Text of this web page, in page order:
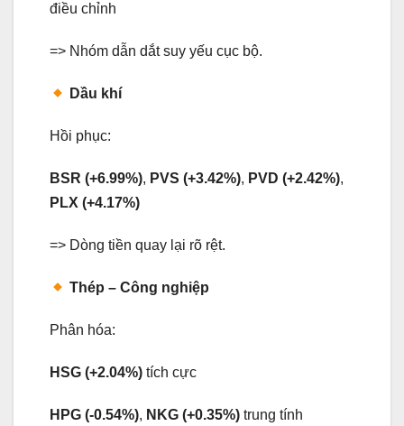
điều chỉnh
=> Nhóm dẫn dắt suy yếu cục bộ.
Dầu khí
Hồi phục:
BSR (+6.99%), PVS (+3.42%), PVD (+2.42%),
PLX (+4.17%)
=> Dòng tiền quay lại rõ rệt.
Thép – Công nghiệp
Phân hóa:
HSG (+2.04%) tích cực
HPG (-0.54%), NKG (+0.35%) trung tính